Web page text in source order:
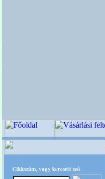
Cikkszám, vagy keresett szó
+++++++